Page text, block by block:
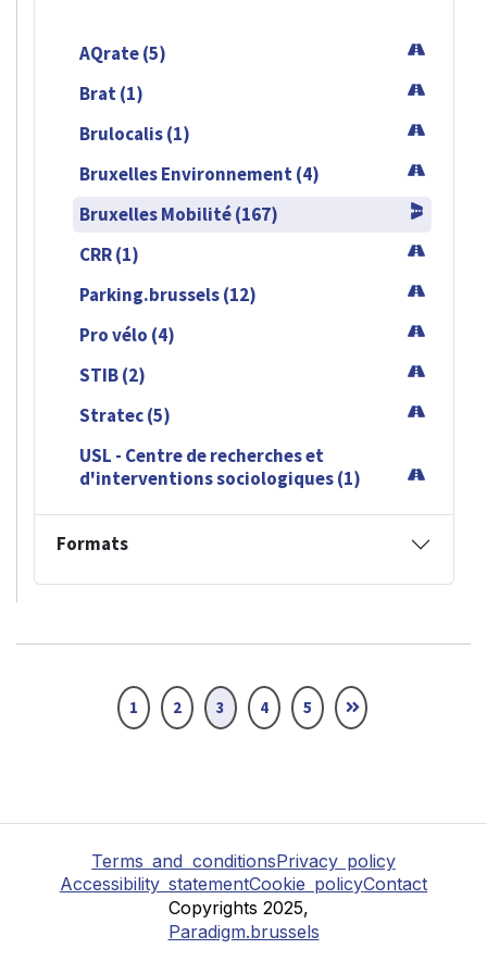
AQrate (5)
Brat (1)
Brulocalis (1)
Bruxelles Environnement (4)
Bruxelles Mobilité (167)
CRR (1)
Parking.brussels (12)
Pro vélo (4)
STIB (2)
Stratec (5)
USL - Centre de recherches et
d'interventions sociologiques (1)
Formats
1 2 3 4 5
Terms and conditionsPrivacy policy
Accessibility statementCookie policyContact
Copyrights 2025,
Paradigm.brussels